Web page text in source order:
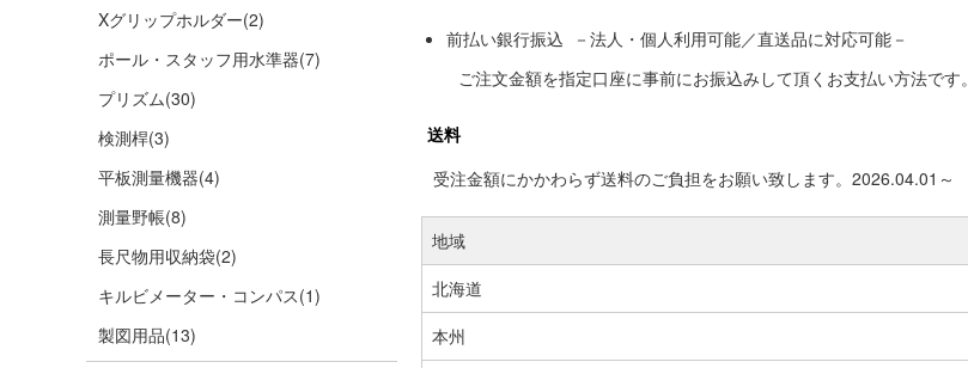
Xグリップホルダー(2)
ポール・スタッフ用水準器(7)
プリズム(30)
検測桿(3)
平板測量機器(4)
測量野帳(8)
長尺物用収納袋(2)
キルビメーター・コンパス(1)
製図用品(13)
前払い銀行振込 －法人・個人利用可能／直送品に対応可能－
ご注文金額を指定口座に事前にお振込みして頂くお支払い方法です。
送料
受注金額にかかわらず送料のご負担をお願い致します。2026.04.01～
地域
北海道
本州